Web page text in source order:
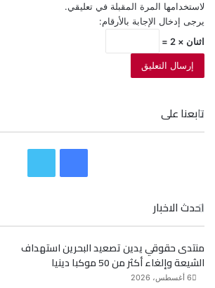
لاستخدامها المرة المقبلة في تعليقي.
يرجى إدخال الإجابة بالأرقام:
اثنان × 2 =
تابعنا على
ب
ت
احدث الاخبار
منتدى حقوقي يدين تصعيد البحرين استهداف
الشيعة وإلغاء أكثر من 50 موكبا دينيا
6 أغسطس، 2026